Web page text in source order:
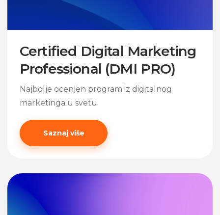
Certified Digital Marketing
Professional (DMI PRO)
Najbolje ocenjen program iz digitalnog
marketinga u svetu.
Saznaj više